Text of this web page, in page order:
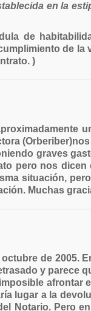
en la
de
de la
)
graves
pero nos
situación,
Muchas
de 2005.
y parece
afrontar
lugar a la
Notario. Pero